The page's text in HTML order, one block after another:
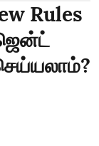
Rules